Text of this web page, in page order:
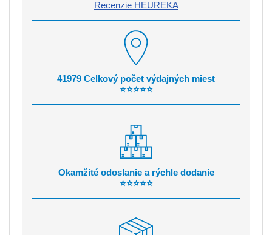
Recenzie HEUREKA
41979 Celkový počet výdajných miest
⭐⭐⭐⭐⭐
Okamžité odoslanie a rýchle dodanie
⭐⭐⭐⭐⭐